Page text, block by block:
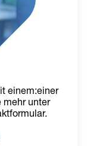
einem:einer
Business-Berater:in und erfahren Sie mehr unter